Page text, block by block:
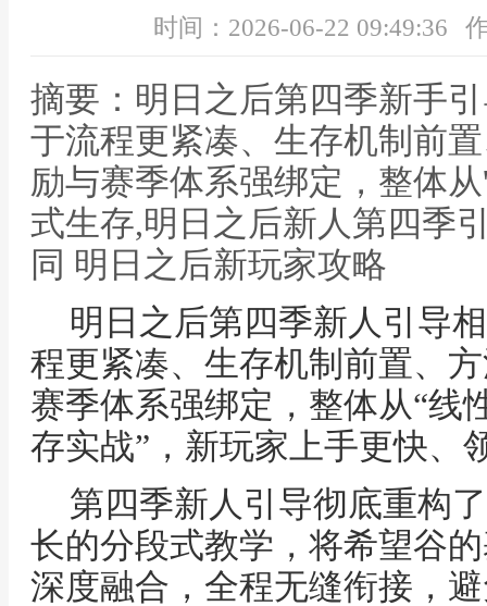
时间：2026-06-22 09:49:36
摘要：明日之后第四季新手
于流程更紧凑、生存机制前
励与赛季体系强绑定，整体
式生存,明日之后新人第四季
同 明日之后新玩家攻略
明日之后第四季新人引导
程更紧凑、生存机制前置、
赛季体系强绑定，整体从“线
存实战”，新玩家上手更快、
第四季新人引导彻底重构
长的分段式教学，将希望谷
深度融合，全程无缝衔接，